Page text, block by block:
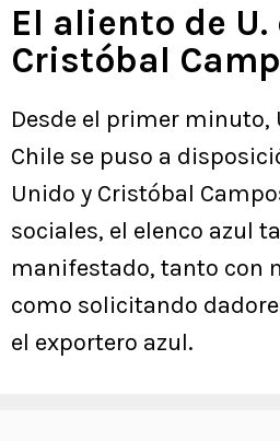
El aliento de U.
Cristóbal
Desde el primer minuto,
Chile se puso a
Unido y Cristóbal
sociales, el elenco azul
manifestado, tanto con
como solicitando
el exportero azul.